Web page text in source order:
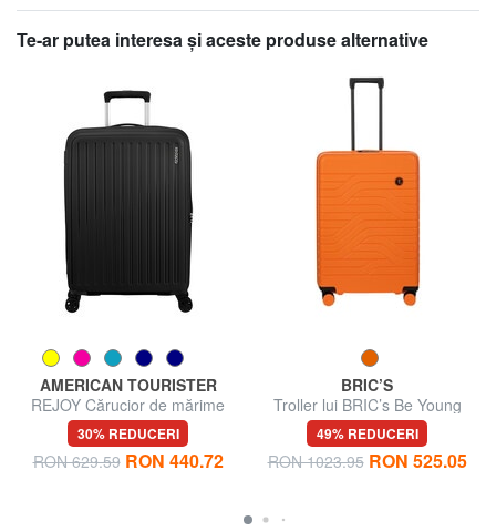
Te-ar putea interesa şi aceste produse alternative
AMERICAN TOURISTER
REJOY Cărucior de mărime
medie
30% REDUCERI
RON 629.59 RON 440.72
BRIC’S
Troller lui BRIC’s Be Young
ULYSSES, dimensiuni medii,
extensibile
49% REDUCERI
RON 1023.95 RON 525.05